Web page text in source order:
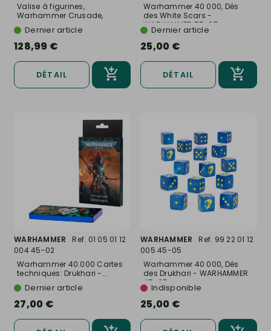
Valise à figurines,
Warhammer Crusade,
accessoire -...
Dernier article
128,99 €
DÉTAIL
Warhammer 40 000, Dés
des White Scars -
WARHAMMER 55-67
Dernier article
25,00 €
DÉTAIL
WARHAMMER
Ref. 01 05 01 12
004 45-02
Warhammer 40.000 Cartes
techniques: Drukhari -...
Dernier article
27,00 €
WARHAMMER
Ref. 99 22 01 12
005 45-05
Warhammer 40 000, Dés
des Drukhari - WARHAMMER
45-05
Indisponible
25,00 €